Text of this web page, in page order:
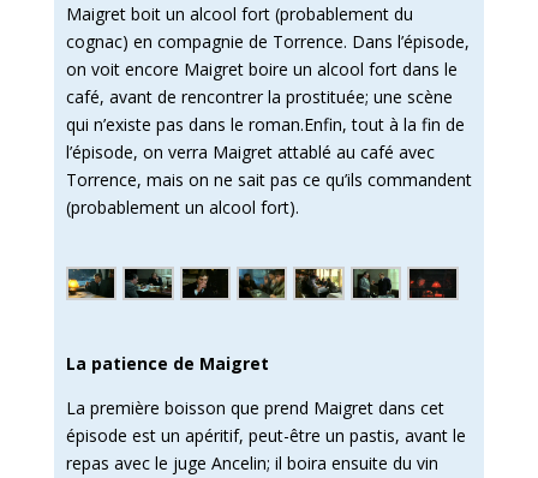
Maigret boit un alcool fort (probablement du
cognac) en compagnie de Torrence. Dans l’épisode,
on voit encore Maigret boire un alcool fort dans le
café, avant de rencontrer la prostituée; une scène
qui n’existe pas dans le roman.Enfin, tout à la fin de
l’épisode, on verra Maigret attablé au café avec
Torrence, mais on ne sait pas ce qu’ils commandent
(probablement un alcool fort).
La patience de Maigret
La première boisson que prend Maigret dans cet
épisode est un apéritif, peut-être un pastis, avant le
repas avec le juge Ancelin; il boira ensuite du vin